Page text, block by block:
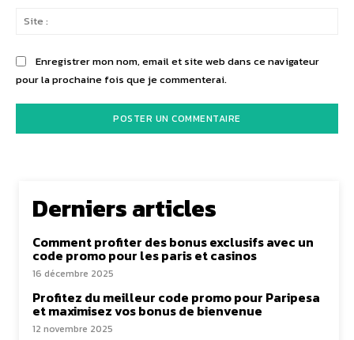
Enregistrer mon nom, email et site web dans ce navigateur
pour la prochaine fois que je commenterai.
Derniers articles
Comment profiter des bonus exclusifs avec un
code promo pour les paris et casinos
16 décembre 2025
Profitez du meilleur code promo pour Paripesa
et maximisez vos bonus de bienvenue
12 novembre 2025